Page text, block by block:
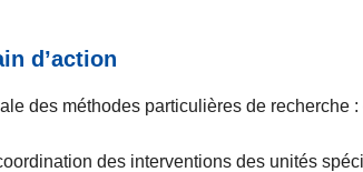
d’action
des méthodes particulières de
des interventions des unités